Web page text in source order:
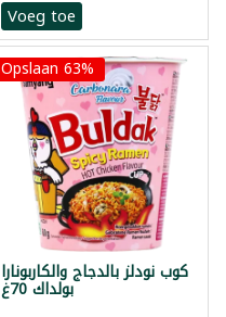
Voeg toe
Opslaan 63%
كوب نودلز بالدجاج والكاربونارا
بولداك 70غ